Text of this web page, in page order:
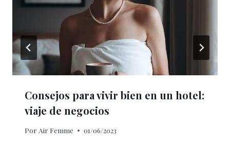
Consejos para vivir bien en un hotel:
viaje de negocios
Por Air Femme 01/06/2023